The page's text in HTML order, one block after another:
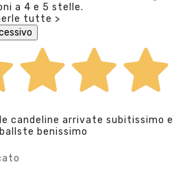
a 4 e 5 stelle.
tutte >
candeline arrivate subitissimo e
benissimo